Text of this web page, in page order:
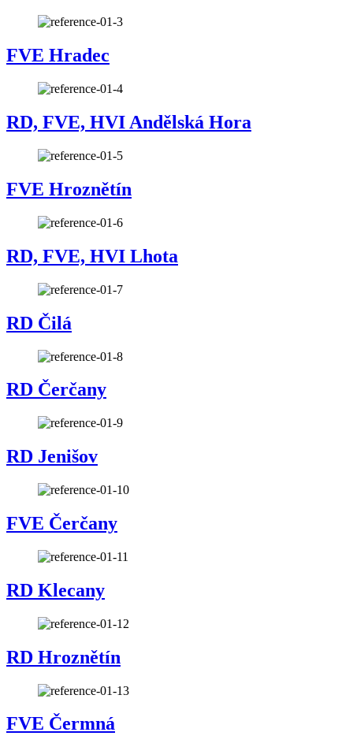
FVE Hradec
RD, FVE, HVI Andělská Hora
FVE Hroznětín
RD, FVE, HVI Lhota
RD Čilá
RD Čerčany
RD Jenišov
FVE Čerčany
RD Klecany
RD Hroznětín
FVE Čermná